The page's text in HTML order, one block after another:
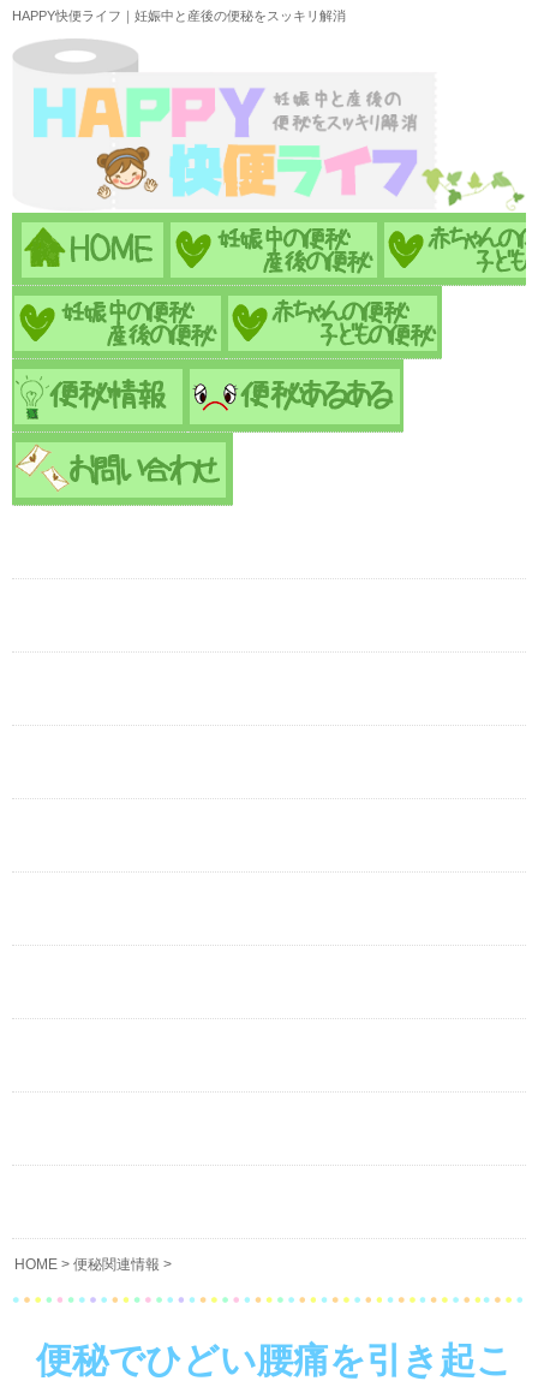
HAPPY快便ライフ｜妊娠中と産後の便秘をスッキリ解消
HOME > 便秘関連情報 >
便秘でひどい腰痛を引き起こ